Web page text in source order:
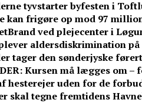
tyvstarter byfesten i
kan frigøre op mod 97
Brand ved plejecenter i
aldersdiskrimination
tager den sønderjyske
Kursen må lægges om –
hesterejer uden for de
skal tegne fremtidens